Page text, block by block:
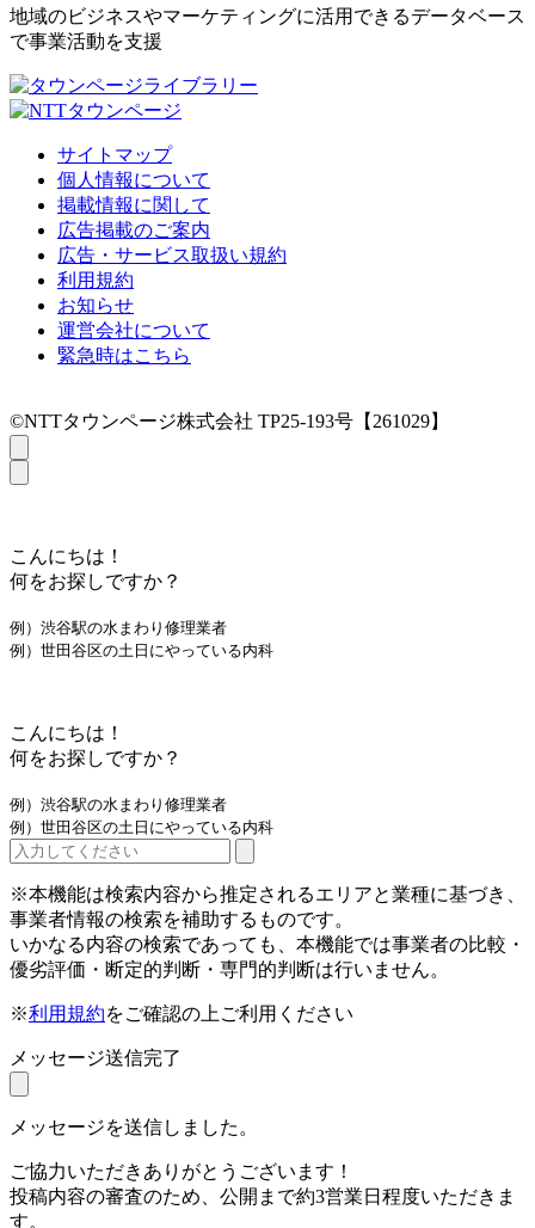
地域のビジネスやマーケティングに活用できるデータベース
で事業活動を支援
サイトマップ
個人情報について
掲載情報に関して
広告掲載のご案内
広告・サービス取扱い規約
利用規約
お知らせ
運営会社について
緊急時はこちら
©NTTタウンページ株式会社 TP25-193号【261029】
こんにちは！
何をお探しですか？
例）渋谷駅の水まわり修理業者
例）世田谷区の土日にやっている内科
こんにちは！
何をお探しですか？
例）渋谷駅の水まわり修理業者
例）世田谷区の土日にやっている内科
※本機能は検索内容から推定されるエリアと業種に基づき、
事業者情報の検索を補助するものです。
いかなる内容の検索であっても、本機能では事業者の比較・
優劣評価・断定的判断・専門的判断は行いません。
※利用規約をご確認の上ご利用ください
メッセージ送信完了
メッセージを送信しました。
ご協力いただきありがとうございます！
投稿内容の審査のため、公開まで約3営業日程度いただきま
す。